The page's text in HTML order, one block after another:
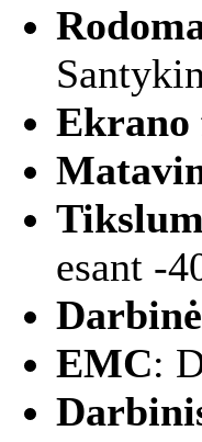
Ekrano
esant -
EMC: